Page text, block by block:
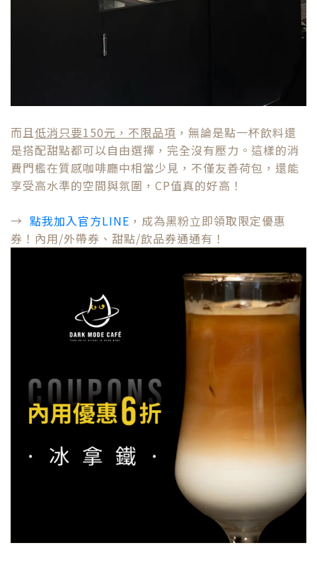
而且低消只要150元，不限品項 ，無論是點一杯飲料還
是搭配甜點都可以自由選擇，完全沒有壓力。這樣的消
費門檻在質感咖啡廳中相當少見，不僅友善荷包，還能
享受高水準的空間與氛圍，CP值真的好高！
→ 點我加入官方LINE ，成為黑粉立即領取限定優惠
券！內用/外帶券、甜點/飲品券通通有！